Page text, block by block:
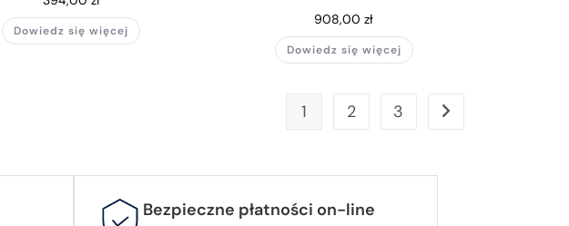
Dowiedz się więcej
908,00zł
Dowiedz się więcej
1 2 3
Bezpieczne płatności on-line